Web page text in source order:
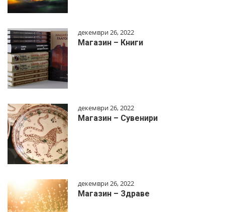
декември 26, 2022
Магазин – Книги
декември 26, 2022
Магазин – Сувенири
декември 26, 2022
Магазин – Здраве